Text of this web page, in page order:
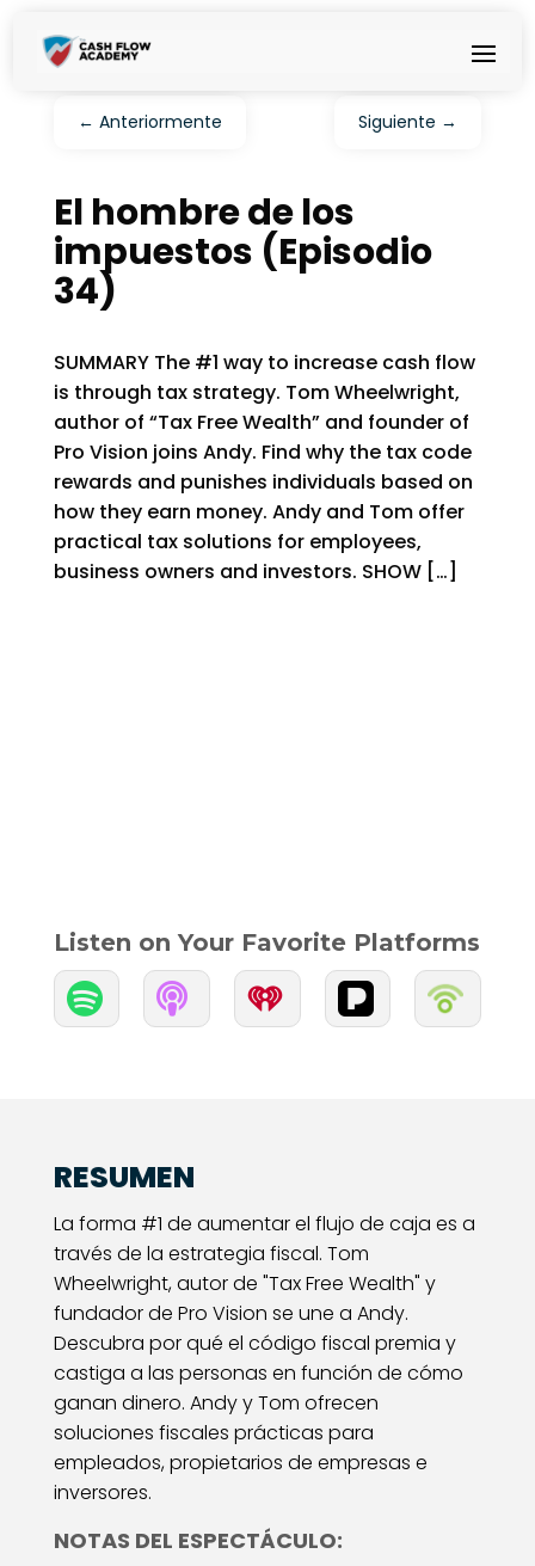
← Anteriormente Siguiente →
El hombre de los
impuestos (Episodio
34)
SUMMARY The #1 way to increase cash flow
is through tax strategy. Tom Wheelwright,
author of “Tax Free Wealth” and founder of
Pro Vision joins Andy. Find why the tax code
rewards and punishes individuals based on
how they earn money. Andy and Tom offer
practical tax solutions for employees,
business owners and investors. SHOW […]
Listen on Your Favorite Platforms
 
RESUMEN
La forma #1 de aumentar el flujo de caja es a
través de la estrategia fiscal. Tom
Wheelwright, autor de "Tax Free Wealth" y
fundador de Pro Vision se une a Andy.
Descubra por qué el código fiscal premia y
castiga a las personas en función de cómo
ganan dinero. Andy y Tom ofrecen
soluciones fiscales prácticas para
empleados, propietarios de empresas e
inversores.
NOTAS DEL ESPECTÁCULO: